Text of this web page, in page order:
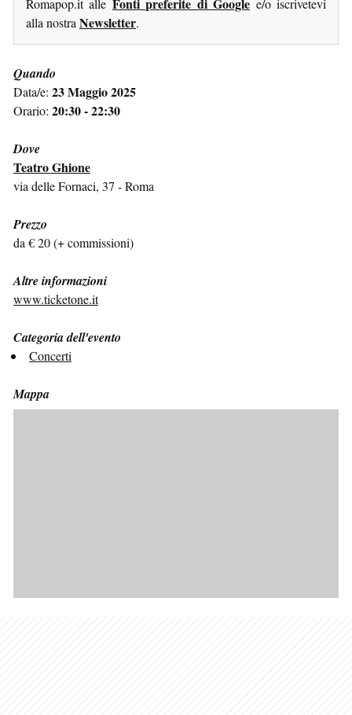
Romapop.it alle
e/o iscrivetevi
alla nostra Newsletter.
Quando
Data/e: 23 Maggio 2025
Orario: 20:30 - 22:30
Dove
Teatro Ghione
via delle Fornaci, 37 - Roma
Prezzo
da € 20 (+ commissioni)
Altre informazioni
www.ticketone.it
Categoria dell'evento
Concerti
Mappa